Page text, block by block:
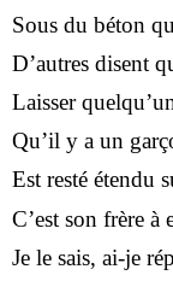
Sous du béton
D’autres disent
Laisser
Qu’il y a un
Est resté étendu
C’est son frère à
Je le sais, ai-je